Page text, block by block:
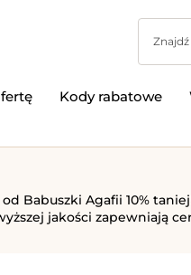
Kody rabatowe
Babuszki Agafii 10%
jakości zapewniają